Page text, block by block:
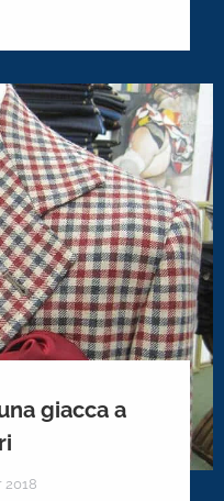
giacca a
2018